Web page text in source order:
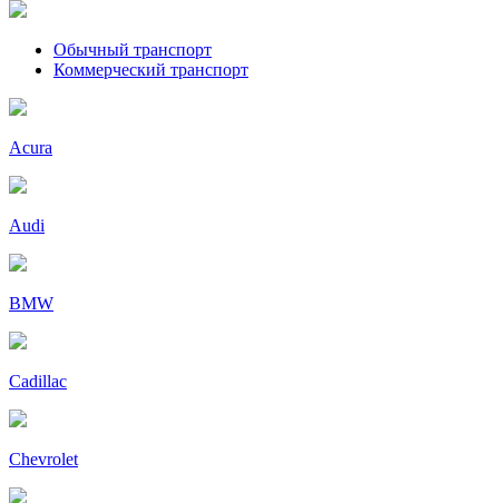
Обычный транспорт
Коммерческий транспорт
Acura
Audi
BMW
Cadillac
Chevrolet